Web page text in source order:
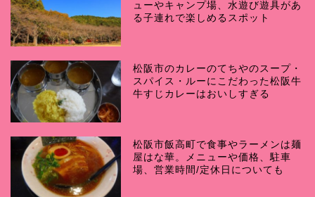
ューやキャンプ場、水遊び遊具があ
る子連れで楽しめるスポット
松阪市のカレーのてちやのスープ・
スパイス・ルーにこだわった松阪牛
牛すじカレーはおいしすぎる
松阪市飯高町で食事やラーメンは麺
屋はな華。メニューや価格、駐車
場、営業時間/定休日についても